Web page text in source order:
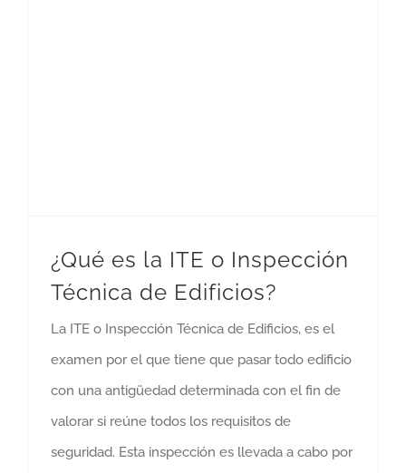
¿Qué es la ITE o Inspección
Técnica de Edificios?
La ITE o Inspección Técnica de Edificios, es el
examen por el que tiene que pasar todo edificio
con una antigüedad determinada con el fin de
valorar si reúne todos los requisitos de
seguridad. Esta inspección es llevada a cabo por